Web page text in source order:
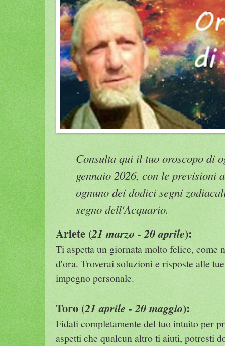
Consulta qui il tuo oroscopo di
gennaio 2026, con le previsioni
ognuno dei dodici segni
segno dell'Acquario.
Ariete (21 marzo - 20 aprile):
Ti aspetta un giornata molto felice, come
d'ora. Troverai soluzioni e risposte alle
impegno personale.
Toro (21 aprile - 20 maggio):
Fidati completamente del tuo intuito per
aspetti che qualcun altro ti aiuti, potresti